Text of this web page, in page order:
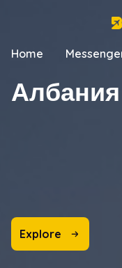
Home
Албания
Explore